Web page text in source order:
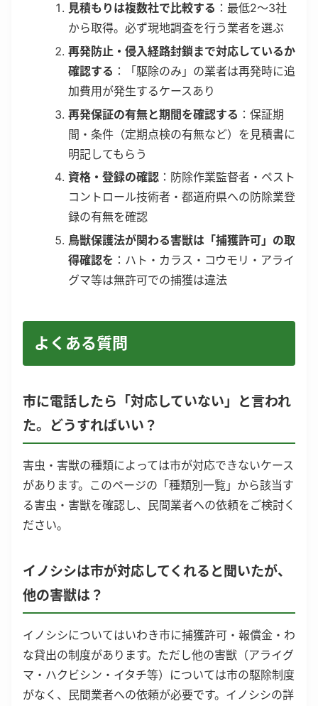
見積もりは複数社で比較する ：最低2〜3社
から取得。必ず現地調査を行う業者を選ぶ
再発防止・侵入経路封鎖まで対応しているか
確認する ：「駆除のみ」の業者は再発時に追
加費用が発生するケースあり
再発保証の有無と期間を確認する ：保証期
間・条件（定期点検の有無など）を見積書に
明記してもらう
資格・登録の確認 ：防除作業監督者・ペスト
コントロール技術者・都道府県への防除業登
録の有無を確認
鳥獣保護法が関わる害獣は「捕獲許可」の取
得確認を ：ハト・カラス・コウモリ・アライ
グマ等は無許可での捕獲は違法
よくある質問
市に電話したら「対応していない」と言われ
た。どうすればいい？
害虫・害獣の種類によっては市が対応できないケース
があります。このページの「種類別一覧」から該当す
る害虫・害獣を確認し、民間業者への依頼をご検討く
ださい。
イノシシは市が対応してくれると聞いたが、
他の害獣は？
イノシシについてはいわき市に捕獲許可・報償金・わ
な貸出の制度があります。ただし他の害獣（アライグ
マ・ハクビシン・イタチ等）については市の駆除制度
がなく、民間業者への依頼が必要です。イノシシの詳